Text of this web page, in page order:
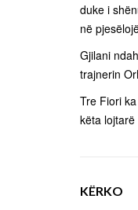
duke i
në
Gjilani
trajnerin
Tre Fiori
këta lojtarë
KËRKO